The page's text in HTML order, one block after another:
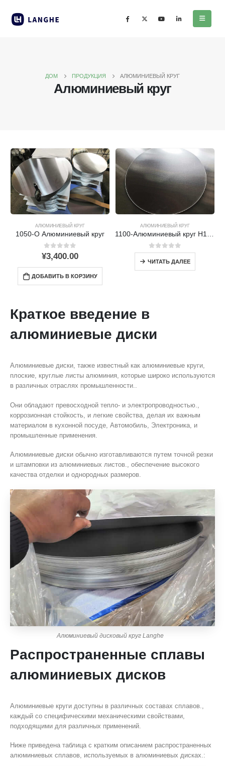
ДОМ ПРОДУКЦИЯ АЛЮМИНИЕВЫЙ КРУГ
Алюминиевый круг
АЛЮМИНИЕВЫЙ КРУГ
1050-O Алюминиевый круг
0из 5
¥3,400.00
ДОБАВИТЬ В КОРЗИНУ
АЛЮМИНИЕВЫЙ КРУГ
1100-Алюминиевый круг H12 – высокая чистота & Отличная формируемость
0из 5
ЧИТАТЬ ДАЛЕЕ
Краткое введение в
алюминиевые диски
Алюминиевые диски, также известный как алюминиевые круги,
плоские, круглые листы алюминия, которые широко используются
в различных отраслях промышленности..
Они обладают превосходной тепло- и электропроводностью.,
коррозионная стойкость, и легкие свойства, делая их важным
материалом в кухонной посуде, Автомобиль, Электроника, и
промышленные применения.
Алюминиевые диски обычно изготавливаются путем точной резки
и штамповки из алюминиевых листов., обеспечение высокого
качества отделки и однородных размеров.
Алюминиевый дисковый круг Langhe
Распространенные сплавы
алюминиевых дисков
Алюминиевые круги доступны в различных составах сплавов.,
каждый со специфическими механическими свойствами,
подходящими для различных применений.
Ниже приведена таблица с кратким описанием распространенных
алюминиевых сплавов, используемых в алюминиевых дисках.: